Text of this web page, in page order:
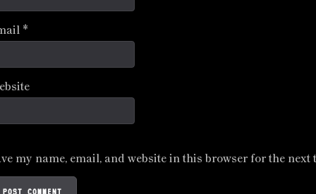
*
my name, email, and website in this browser for the